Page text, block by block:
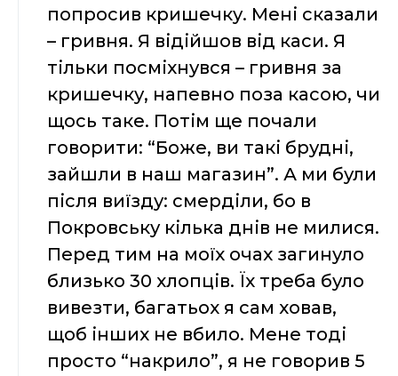
попросив кришечку. Мені сказали
– гривня. Я відійшов від каси. Я
тільки посміхнувся – гривня за
кришечку, напевно поза касою, чи
щось таке. Потім ще почали
говорити: “Боже, ви такі брудні,
зайшли в наш магазин”. А ми були
після виїзду: смерділи, бо в
Покровську кілька днів не милися.
Перед тим на моїх очах загинуло
близько 30 хлопців. Їх треба було
вивезти, багатьох я сам ховав,
щоб інших не вбило. Мене тоді
просто “накрило”, я не говорив 5